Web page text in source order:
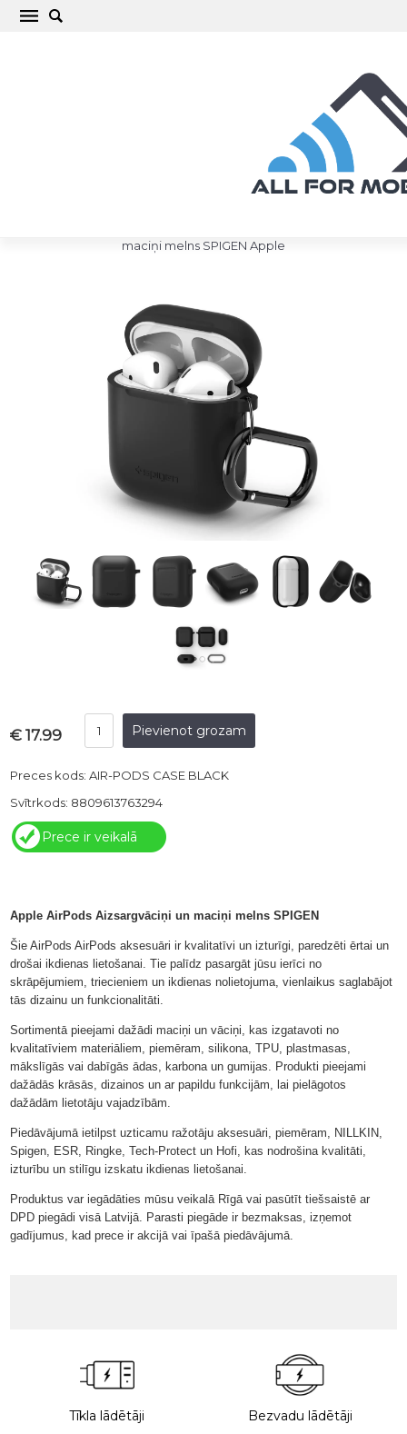
Apple AirPods Aizsargvāciņi un maciņi melns
maciņi melns SPIGEN Apple
€ 17.99
Preces kods: AIR-PODS CASE BLACK
Svītrkods: 8809613763294
Prece ir veikalā
Apple AirPods Aizsargvāciņi un maciņi melns SPIGEN
Šie AirPods AirPods aksesuāri ir kvalitatīvi un izturīgi, paredzēti ērtai un
drošai ikdienas lietošanai. Tie palīdz pasargāt jūsu ierīci no
skrāpējumiem, triecieniem un ikdienas nolietojuma, vienlaikus saglabājot
tās dizainu un funkcionalitāti.
Sortimentā pieejami dažādi maciņi un vāciņi, kas izgatavoti no
kvalitatīviem materiāliem, piemēram, silikona, TPU, plastmasas,
mākslīgās vai dabīgās ādas, karbona un gumijas. Produkti pieejami
dažādās krāsās, dizainos un ar papildu funkcijām, lai pielāgotos
dažādām lietotāju vajadzībām.
Piedāvājumā ietilpst uzticamu ražotāju aksesuāri, piemēram, NILLKIN,
Spigen, ESR, Ringke, Tech-Protect un Hofi, kas nodrošina kvalitāti,
izturību un stilīgu izskatu ikdienas lietošanai.
Produktus var iegādāties mūsu veikalā Rīgā vai pasūtīt tiešsaistē ar
DPD piegādi visā Latvijā. Parasti piegāde ir bezmaksas, izņemot
gadījumus, kad prece ir akcijā vai īpašā piedāvājumā.
Tīkla lādētāji Bezvadu lādētāji